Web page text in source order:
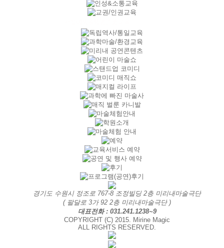
경기도 수원시 정조로 767-8 조정빌딩 2층 미리내마술극단
( 팔달로 3가 92 2층 미리내마술극단 )
대표전화 : 031.241.1238~9
COPYRIGHT (C) 2015. Mirine Magic
ALL RIGHTS RESERVED.